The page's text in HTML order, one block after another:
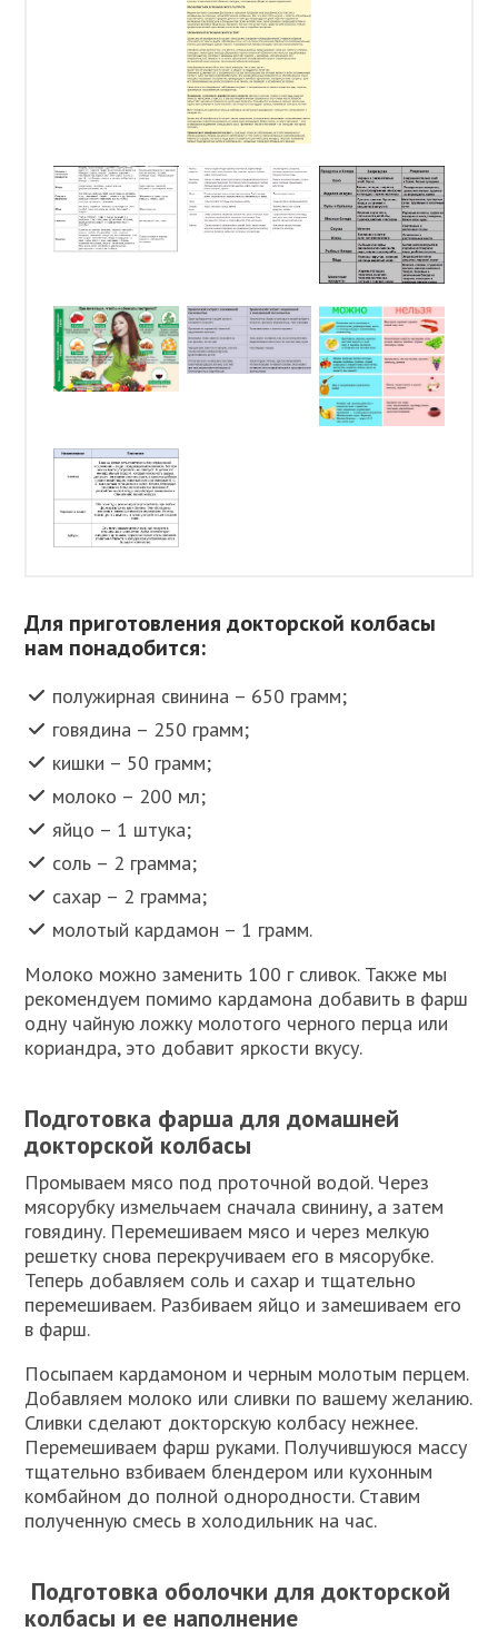
Для приготовления докторской колбасы
нам понадобится:
полужирная свинина – 650 грамм;
говядина – 250 грамм;
кишки – 50 грамм;
молоко – 200 мл;
яйцо – 1 штука;
соль – 2 грамма;
сахар – 2 грамма;
молотый кардамон – 1 грамм.
Молоко можно заменить 100 г сливок. Также мы
рекомендуем помимо кардамона добавить в фарш
одну чайную ложку молотого черного перца или
кориандра, это добавит яркости вкусу.
Подготовка фарша для домашней
докторской колбасы
Промываем мясо под проточной водой. Через
мясорубку измельчаем сначала свинину, а затем
говядину. Перемешиваем мясо и через мелкую
решетку снова перекручиваем его в мясорубке.
Теперь добавляем соль и сахар и тщательно
перемешиваем. Разбиваем яйцо и замешиваем его
в фарш.
Посыпаем кардамоном и черным молотым перцем.
Добавляем молоко или сливки по вашему желанию.
Сливки сделают докторскую колбасу нежнее.
Перемешиваем фарш руками. Получившуюся массу
тщательно взбиваем блендером или кухонным
комбайном до полной однородности. Ставим
полученную смесь в холодильник на час.
Подготовка оболочки для докторской
колбасы и ее наполнение